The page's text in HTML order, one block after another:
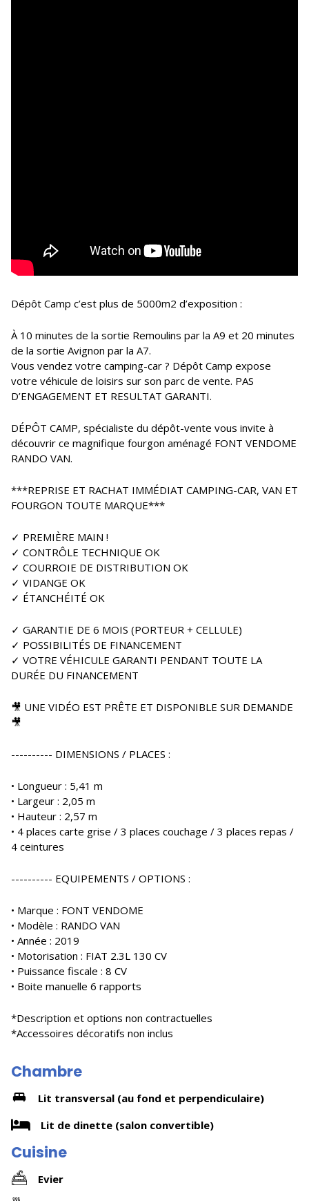
Dépôt Camp c’est plus de 5000m2 d’exposition :
À 10 minutes de la sortie Remoulins par la A9 et 20 minutes
de la sortie Avignon par la A7.
Vous vendez votre camping-car ? Dépôt Camp expose
votre véhicule de loisirs sur son parc de vente. PAS
D’ENGAGEMENT ET RESULTAT GARANTI.
DÉPÔT CAMP, spécialiste du dépôt-vente vous invite à
découvrir ce magnifique fourgon aménagé FONT VENDOME
RANDO VAN.
***REPRISE ET RACHAT IMMÉDIAT CAMPING-CAR, VAN ET
FOURGON TOUTE MARQUE***
✓ PREMIÈRE MAIN !
✓ CONTRÔLE TECHNIQUE OK
✓ COURROIE DE DISTRIBUTION OK
✓ VIDANGE OK
✓ ÉTANCHÉITÉ OK
✓ GARANTIE DE 6 MOIS (PORTEUR + CELLULE)
✓ POSSIBILITÉS DE FINANCEMENT
✓ VOTRE VÉHICULE GARANTI PENDANT TOUTE LA
DURÉE DU FINANCEMENT
🎥 UNE VIDÉO EST PRÊTE ET DISPONIBLE SUR DEMANDE
🎥
---------- DIMENSIONS / PLACES :
• Longueur : 5,41 m
• Largeur : 2,05 m
• Hauteur : 2,57 m
• 4 places carte grise / 3 places couchage / 3 places repas /
4 ceintures
---------- EQUIPEMENTS / OPTIONS :
• Marque : FONT VENDOME
• Modèle : RANDO VAN
• Année : 2019
• Motorisation : FIAT 2.3L 130 CV
• Puissance fiscale : 8 CV
• Boite manuelle 6 rapports
*Description et options non contractuelles
*Accessoires décoratifs non inclus
Chambre
Lit transversal (au fond et perpendiculaire)
Lit de dinette (salon convertible)
Cuisine
Evier